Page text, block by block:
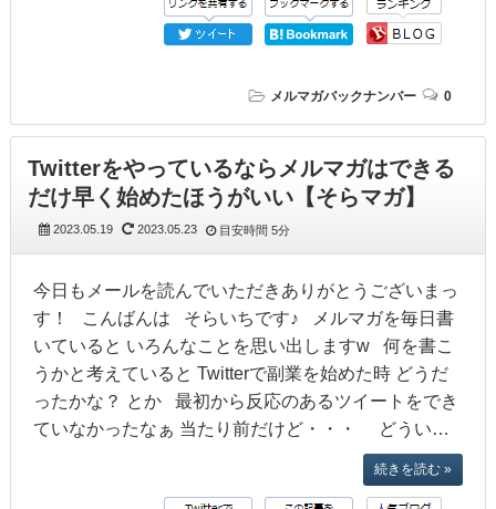
メルマガバックナンバー 0
Twitterをやっているならメルマガはできる
だけ早く始めたほうがいい【そらマガ】
2023.05.19 2023.05.23 目安時間 5分
今日もメールを読んでいただきありがとうございまっ
す！ こんばんは そらいちです♪ メルマガを毎日書
いていると いろんなことを思い出しますw 何を書こ
うかと考えていると Twitterで副業を始めた時 どうだ
ったかな？ とか 最初から反応のあるツイートをでき
ていなかったなぁ 当たり前だけど・・・ どうい…
続きを読む »